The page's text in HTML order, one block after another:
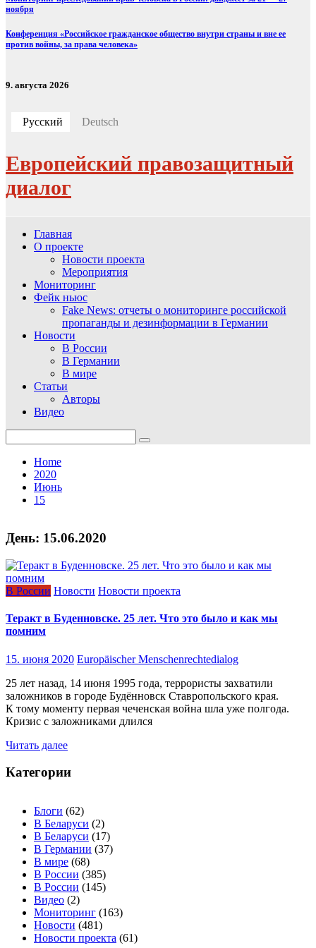
ноября
Конференция «Российское гражданское общество внутри страны и вне ее
против войны, за права человека»
9. августа 2026
Русский Deutsch
Европейский правозащитный
диалог
Главная
О проекте
Новости проекта
Мероприятия
Мониторинг
Фейк ньюс
Fake News: отчеты о мониторинге российской
пропаганды и дезинформации в Германии
Новости
В России
В Германии
В мире
Статьи
Авторы
Видео
for:
Home
2020
Июнь
15
День: 15.06.2020
В России Новости Новости проекта
Теракт в Буденновске. 25 лет. Что это было и как мы
помним
15. июня 2020 Europäischer Menschenrechtedialog
25 лет назад, 14 июня 1995 года, террористы захватили
заложников в городе Будённовск Ставропольского края.
К тому моменту первая чеченская война шла уже полгода.
Кризис с заложниками длился
Читать далее
Категории
Блоги (62)
В Беларуси (2)
В Беларуси (17)
В Германии (37)
В мире (68)
В России (385)
В России (145)
Видео (2)
Мониторинг (163)
Новости (481)
Новости проекта (61)